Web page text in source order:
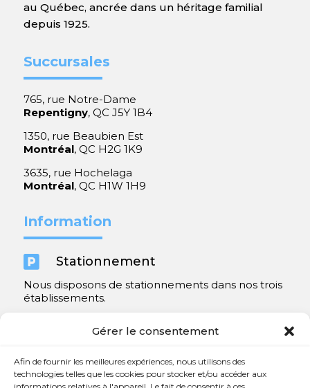
Gérer le consentement
Afin de fournir les meilleures expériences, nous utilisons des
technologies telles que les cookies pour stocker et/ou accéder aux
au Québec, ancrée dans un héritage familial
depuis 1925.
Succursales
765, rue Notre-Dame
Repentigny, QC J5Y 1B4
1350, rue Beaubien Est
Montréal, QC H2G 1K9
3635, rue Hochelaga
Montréal, QC H1W 1H9
Information
 Stationnement
Nous disposons de stationnements dans nos trois
établissements.
Contact